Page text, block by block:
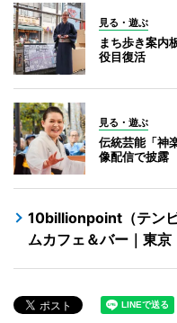
見る・遊ぶ
まち歩き案内
役目復活
見る・遊ぶ
伝統芸能「神
像配信で披露
10billionpoint（テン
ムカフェ＆バー｜東京